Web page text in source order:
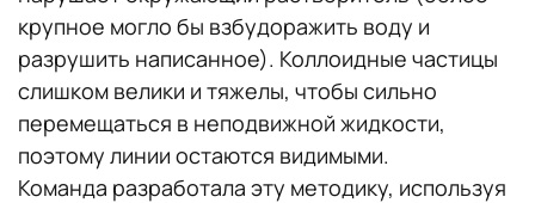
крупное могло бы взбудоражить воду и
разрушить написанное). Коллоидные частицы
слишком велики и тяжелы, чтобы сильно
перемещаться в неподвижной жидкости,
поэтому линии остаются видимыми.
Команда разработала эту методику, используя